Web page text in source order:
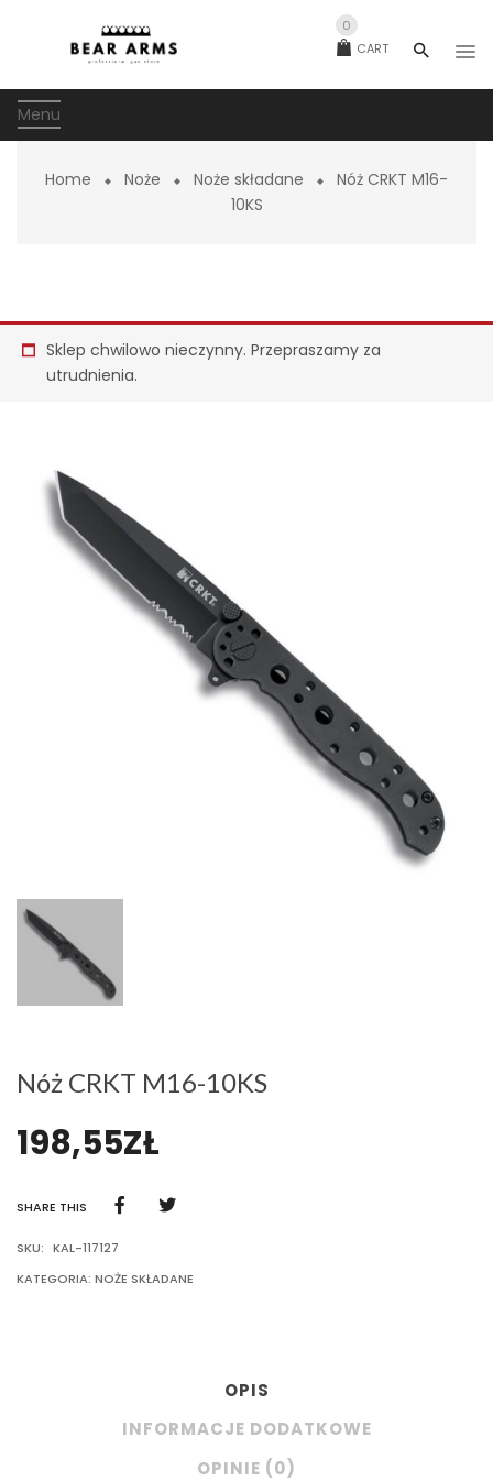
CART
0
Menu
Home Noże Noże składane
Nóż CRKT M16-
10KS
Sklep chwilowo nieczynny. Przepraszamy za
utrudnienia.
Nóż CRKT M16-10KS
198,55ZŁ
SHARE THIS
SKU: KAL-117127
KATEGORIA: NOŻE SKŁADANE
OPIS
INFORMACJE DODATKOWE
OPINIE (0)